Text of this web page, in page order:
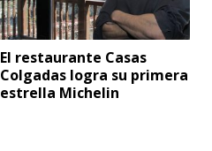
El restaurante Casas
Colgadas logra su primera
estrella Michelin